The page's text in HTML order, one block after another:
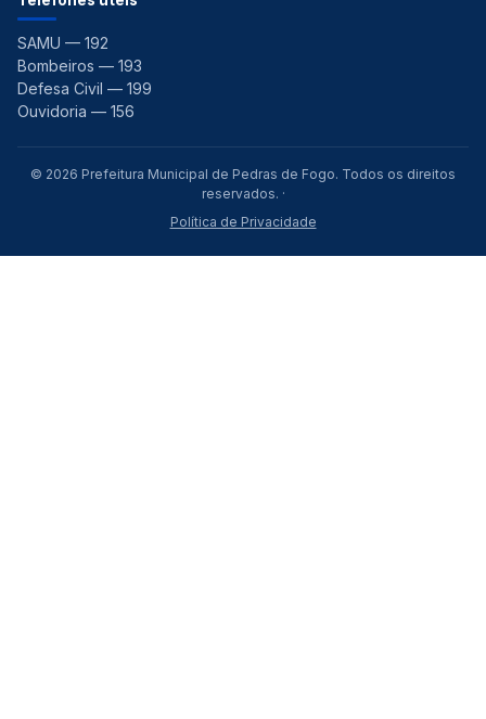
SAMU — 192
Bombeiros — 193
Defesa Civil — 199
Ouvidoria — 156
© 2026 Prefeitura Municipal de Pedras de Fogo. Todos os direitos
reservados. ·
Política de Privacidade